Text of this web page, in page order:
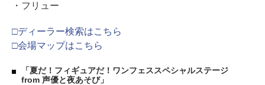
・フリュー
□ディーラー検索はこちら
□会場マップはこちら
「夏だ！フィギュアだ！ワンフェススペシャルステージ
from 声優と夜あそび」